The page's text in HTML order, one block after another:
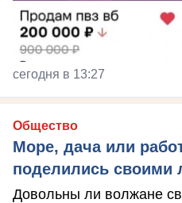
сегодня в 13:27
Общество
Море, дача или
поделились своими
Довольны ли волжане